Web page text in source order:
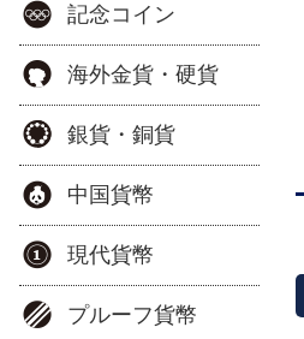
記念コイン
海外金貨・硬貨
銀貨・銅貨
中国貨幣
現代貨幣
プルーフ貨幣